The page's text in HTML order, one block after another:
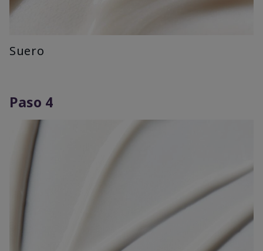
Suero
Paso 4